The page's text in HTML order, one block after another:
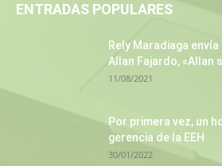
ENTRADAS POPULARES
Rely Maradiaga
Allan Fajardo, «Allan
11/08/2021
Por primera vez, un
gerencia de la EEH
30/01/2022